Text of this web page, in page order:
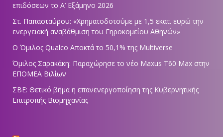
επιδόσεων το Α’ Εξάμηνο 2026
Στ. Παπασταύρου: «Χρηματοδοτούμε με 1,5 εκατ. ευρώ την
ενεργειακή αναβάθμιση του Γηροκομείου Αθηνών»
Ο Όμιλος Qualco Αποκτά το 50,1% της Multiverse
Όμιλος Σαρακάκη: Παραχώρησε το νέο Maxus T60 Max στην
ΕΠΟΜΕΑ Βιλίων
ΣΒΕ: Θετικό βήμα η επανενεργοποίηση της Κυβερνητικής
Επιτροπής Βιομηχανίας